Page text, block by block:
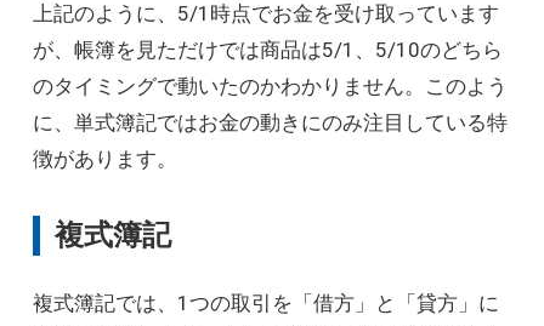
上記のように、5/1時点でお金を受け取っています
が、帳簿を見ただけでは商品は5/1、5/10のどちら
のタイミングで動いたのかわかりません。このよう
に、単式簿記ではお金の動きにのみ注目している特
徴があります。
複式簿記
複式簿記では、1つの取引を「借方」と「貸方」に